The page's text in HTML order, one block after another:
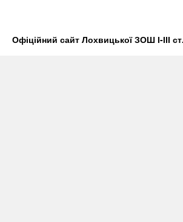
Офіційний сайт Лохвицької ЗОШ І-ІІІ